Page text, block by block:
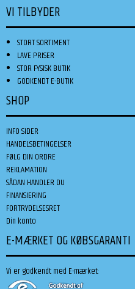
VI TILBYDER
STORT SORTIMENT
LAVE PRISER
STOR FYSISK BUTIK
GODKENDT E-BUTIK
SHOP
INFO SIDER
HANDELSBETINGELSER
FØLG DIN ORDRE
REKLAMATION
SÅDAN HANDLER DU
FINANSIERING
FORTRYDELSESRET
Din konto
E-MÆRKET OG KØBSGARANTI
Vi er godkendt med E-mærket: